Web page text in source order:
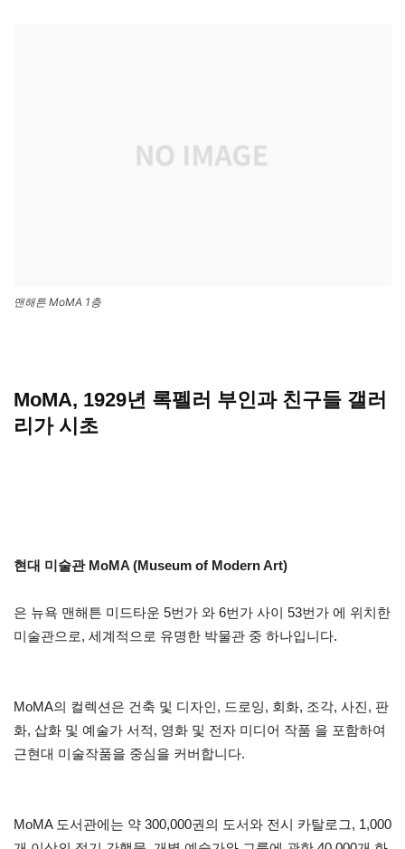
맨해튼 MoMA 1층
MoMA, 1929년 록펠러 부인과 친구들 갤러
리가 시초
현대 미술관 MoMA (Museum of Modern Art)
은 뉴욕 맨해튼 미드타운 5번가 와 6번가 사이 53번가 에 위치한
미술관으로, 세계적으로 유명한 박물관 중 하나입니다.
MoMA의 컬렉션은 건축 및 디자인, 드로잉, 회화, 조각, 사진, 판
화, 삽화 및 예술가 서적, 영화 및 전자 미디어 작품 을 포함하여
근현대 미술작품을 중심을 커버합니다.
MoMA 도서관에는 약 300,000권의 도서와 전시 카탈로그, 1,000